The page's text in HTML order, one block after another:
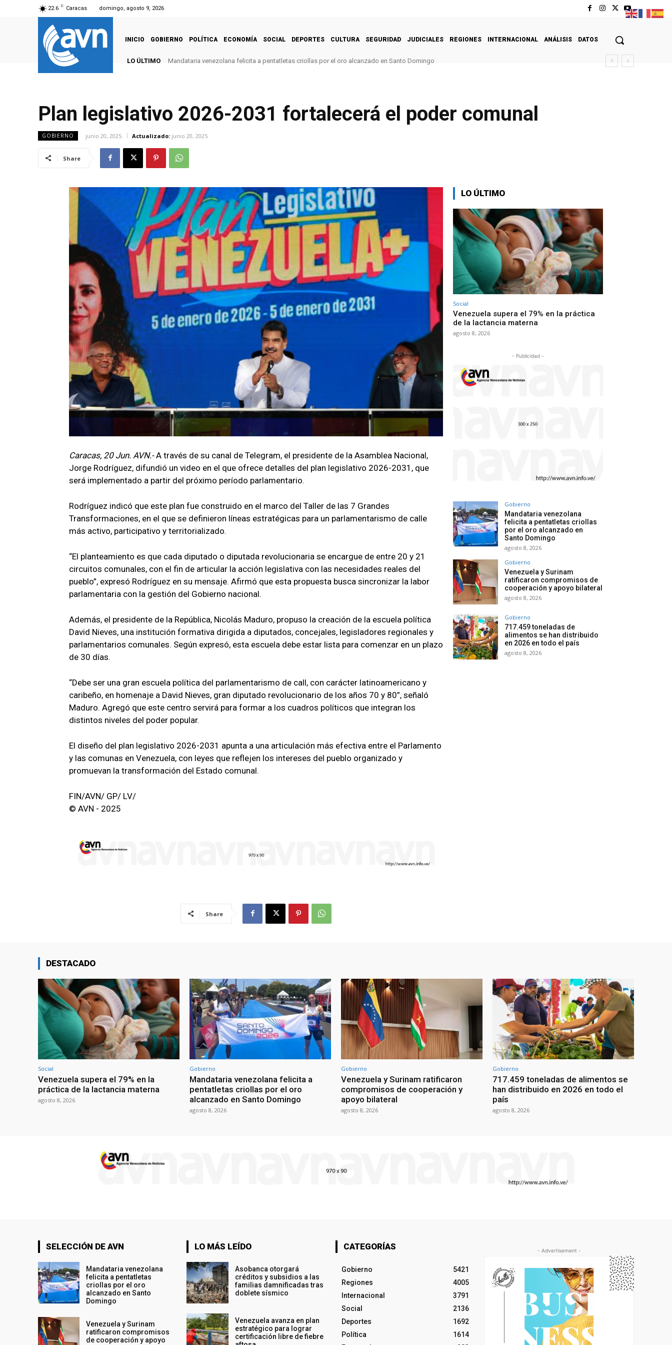
22.6 C Caracas domingo, agosto 9, 2026
INICIO GOBIERNO POLÍTICA ECONOMÍA SOCIAL DEPORTES CULTURA SEGURIDAD JUDICIALES REGIONES INTERNACIONAL ANÁLISIS DATOS
LO ÚLTIMO Mandataria venezolana felicita a pentatletas criollas por el oro alcanzado en Santo Domingo
Plan legislativo 2026-2031 fortalecerá el poder comunal
GOBIERNO junio 20, 2025 Actualizado: junio 20, 2025
Share
Caracas, 20 Jun. AVN.-A través de su canal de Telegram, el presidente de la Asamblea Nacional,
Jorge Rodríguez, difundió un video en el que ofrece detalles del plan legislativo 2026-2031, que
será implementado a partir del próximo período parlamentario.
Rodríguez indicó que este plan fue construido en el marco del Taller de las 7 Grandes
Transformaciones, en el que se definieron líneas estratégicas para un parlamentarismo de calle
más activo, participativo y territorializado.
“El planteamiento es que cada diputado o diputada revolucionaria se encargue de entre 20 y 21
circuitos comunales, con el fin de articular la acción legislativa con las necesidades reales del
pueblo”, expresó Rodríguez en su mensaje. Afirmó que esta propuesta busca sincronizar la labor
parlamentaria con la gestión del Gobierno nacional.
Además, el presidente de la República, Nicolás Maduro, propuso la creación de la escuela política
David Nieves, una institución formativa dirigida a diputados, concejales, legisladores regionales y
parlamentarios comunales. Según expresó, esta escuela debe estar lista para comenzar en un plazo
de 30 días.
“Debe ser una gran escuela política del parlamentarismo de call, con carácter latinoamericano y
caribeño, en homenaje a David Nieves, gran diputado revolucionario de los años 70 y 80”, señaló
Maduro. Agregó que este centro servirá para formar a los cuadros políticos que integran los
distintos niveles del poder popular.
El diseño del plan legislativo 2026-2031 apunta a una articulación más efectiva entre el Parlamento
y las comunas en Venezuela, con leyes que reflejen los intereses del pueblo organizado y
promuevan la transformación del Estado comunal.
FIN/AVN/ GP/ LV/
© AVN - 2025
Share
LO ÚLTIMO
Social
Venezuela supera el 79% en la práctica
de la lactancia materna
agosto 8, 2026
- Publicidad -
Gobierno
Mandataria venezolana
felicita a pentatletas criollas
por el oro alcanzado en
Santo Domingo
agosto 8, 2026
Gobierno
Venezuela y Surinam
ratificaron compromisos de
cooperación y apoyo bilateral
agosto 8, 2026
Gobierno
717.459 toneladas de
alimentos se han distribuido
en 2026 en todo el país
agosto 8, 2026
DESTACADO
Social
Venezuela supera el 79% en la
práctica de la lactancia materna
agosto 8, 2026
Gobierno
Mandataria venezolana felicita a
pentatletas criollas por el oro
alcanzado en Santo Domingo
agosto 8, 2026
Gobierno
Venezuela y Surinam ratificaron
compromisos de cooperación y
apoyo bilateral
agosto 8, 2026
Gobierno
717.459 toneladas de alimentos se
han distribuido en 2026 en todo el
país
agosto 8, 2026
SELECCIÓN DE AVN
Mandataria venezolana
felicita a pentatletas
criollas por el oro
alcanzado en Santo
Domingo
Venezuela y Surinam
ratificaron compromisos
de cooperación y apoyo
LO MÁS LEÍDO
Asobanca otorgará
créditos y subsidios a las
familias damnificadas tras
doblete sísmico
Venezuela avanza en plan
estratégico para lograr
certificación libre de fiebre
CATEGORÍAS
Gobierno
5421
Regiones
4005
Internacional
3791
Social
2136
Deportes
1692
Política
1614
- Advertisement -